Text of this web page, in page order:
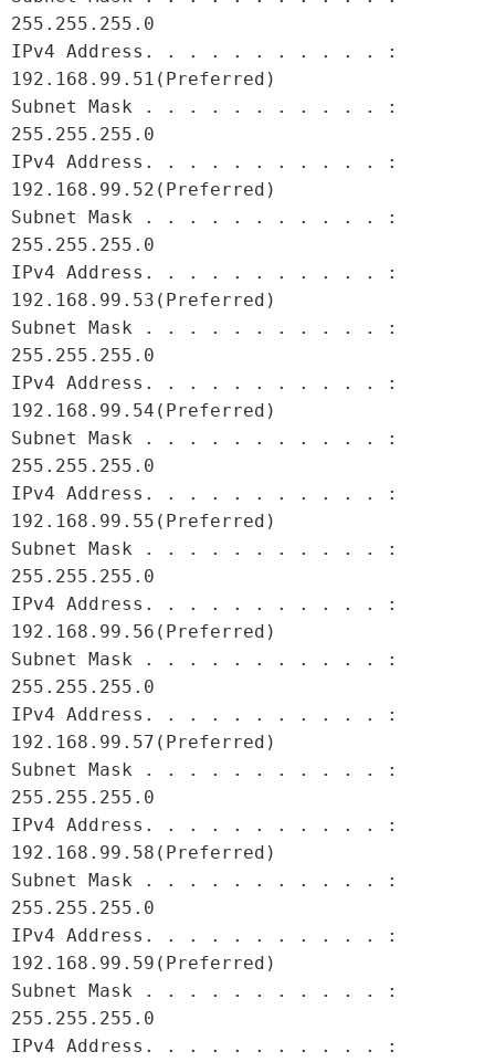
255.255.255.0
IPv4 Address. . . . . . . . . . . :
192.168.99.51(Preferred)
Subnet Mask . . . . . . . . . . . :
255.255.255.0
IPv4 Address. . . . . . . . . . . :
192.168.99.52(Preferred)
Subnet Mask . . . . . . . . . . . :
255.255.255.0
IPv4 Address. . . . . . . . . . . :
192.168.99.53(Preferred)
Subnet Mask . . . . . . . . . . . :
255.255.255.0
IPv4 Address. . . . . . . . . . . :
192.168.99.54(Preferred)
Subnet Mask . . . . . . . . . . . :
255.255.255.0
IPv4 Address. . . . . . . . . . . :
192.168.99.55(Preferred)
Subnet Mask . . . . . . . . . . . :
255.255.255.0
IPv4 Address. . . . . . . . . . . :
192.168.99.56(Preferred)
Subnet Mask . . . . . . . . . . . :
255.255.255.0
IPv4 Address. . . . . . . . . . . :
192.168.99.57(Preferred)
Subnet Mask . . . . . . . . . . . :
255.255.255.0
IPv4 Address. . . . . . . . . . . :
192.168.99.58(Preferred)
Subnet Mask . . . . . . . . . . . :
255.255.255.0
IPv4 Address. . . . . . . . . . . :
192.168.99.59(Preferred)
Subnet Mask . . . . . . . . . . . :
255.255.255.0
IPv4 Address. . . . . . . . . . . :